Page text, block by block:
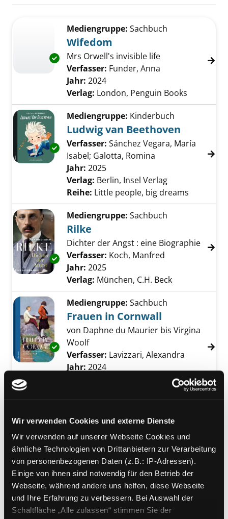
Wir verwenden Cookies und externe Dienste
Wir verwenden auf unserer Webseite Cookies und
ähnliche Technologien von Drittanbietern zur Verarbeitung
von personenbezogenen Daten (z.B.: IP-Adressen).
Einige von ihnen sind notwendig für den Betrieb der
Webseite, während andere uns helfen, diese Webseite
und Ihre Erfahrung zu verbessern. Bei Auswahl der
Schaltfläche „Alle zulassen“ stimmen Sie der
Zu den Suchfiltern springen
Exemplar-Details von Wifedom anzeigen
Mediengruppe: Sachbuch
Wifedom
Mrs Orwell's invisible life
Verfasser: Funder, Anna
Jahr: 2024
Verlag: London, Penguin Books
Exemplar-Details von Ludwig van Beethoven
Mediengruppe: Kinderbuch
Ludwig van Beethoven
Verfasser: Sánchez Vegara, María
Isabel; Galotta, Romina Suche nach
Jahr: 2025
Verlag: Berlin, Insel Verlag
Reihe: Little people, big dreams
Exemplar-Details von Rilke anzeigen
Mediengruppe: Sachbuch
Rilke
Dichter der Angst : eine Biographie
Verfasser: Koch, Manfred
Jahr: 2025
Verlag: München, C.H. Beck
Exemplar-Details von Frauen in Cornwall
Mediengruppe: Sachbuch
Frauen in Cornwall
von Daphne du Maurier bis Virgina
Woolf
Verfasser: Lavizzari, Alexandra
Jahr: 2024
Berlin, ebersbach & simon
Exemplar-Details von Harry Styles anzeigen
Harry Styles
Leben und Musik ; Biografie
Verfasser:Croft, MalcolmSuche nach
Jahr:2022
Verlag:Königswinter, Heel
Mediengruppe:Kinderbuch
Freddie Mercury